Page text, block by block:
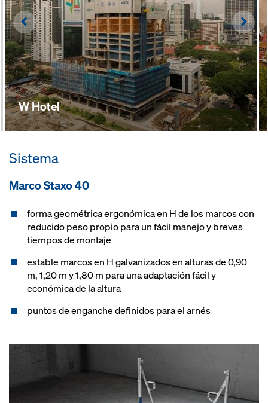
W Hotel
Left
Sistema
Marco Staxo 40
forma geométrica ergonómica en H de los marcos con
reducido peso propio para un fácil manejo y breves
tiempos de montaje
estable marcos en H galvanizados en alturas de 0,90
m, 1,20 m y 1,80 m para una adaptación fácil y
económica de la altura
puntos de enganche definidos para el arnés